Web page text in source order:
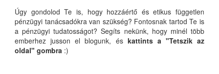
Úgy gondolod Te is, hogy hozzáértő és etikus független
pénzügyi tanácsadókra van szükség? Fontosnak tartod Te is
a pénzügyi tudatosságot? Segíts nekünk, hogy minél több
emberhez jusson el blogunk, és kattints a "Tetszik az
oldal" gombra :)